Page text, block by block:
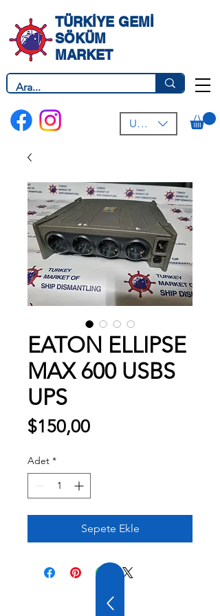
TÜRKİYE GEMİ
SÖKÜM
MARKET
USD ($)
EATON ELLIPSE
MAX 600 USBS
UPS
$150,00Fiyat
Adet *
Sepete Ekle